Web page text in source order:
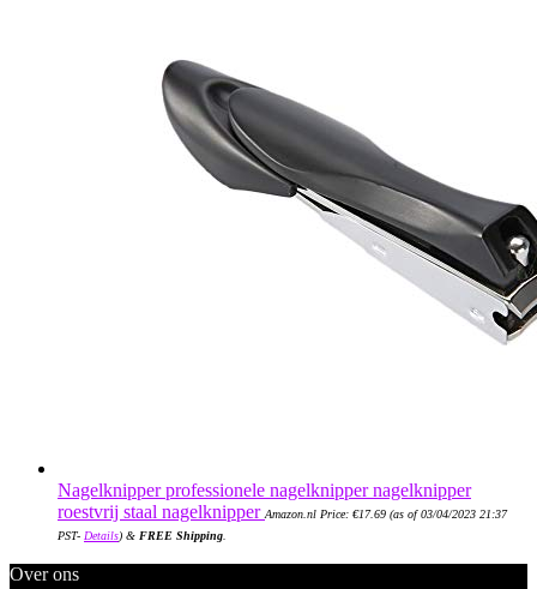
Nagelknipper professionele nagelknipper nagelknipper
roestvrij staal nagelknipper Amazon.nl Price: €17.69 (as of 03/04/2023 21:37
PST- Details) & FREE Shipping
Over ons